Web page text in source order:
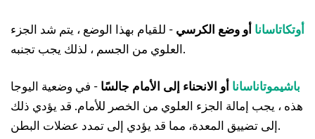
أوتكاتاسانا أو وضع الكرسي - للقيام بهذا الوضع ، يتم شد الجزء
العلوي من الجسم ، لذلك يجب تجنبه.
باشيموتاناسانا أو الانحناء إلى الأمام جالسًا - في وضعية اليوجا
هذه ، يجب إمالة الجزء العلوي من الخصر للأمام. قد يؤدي ذلك
إلى تضييق المعدة، مما قد يؤدي إلى تمدد عضلات البطن.